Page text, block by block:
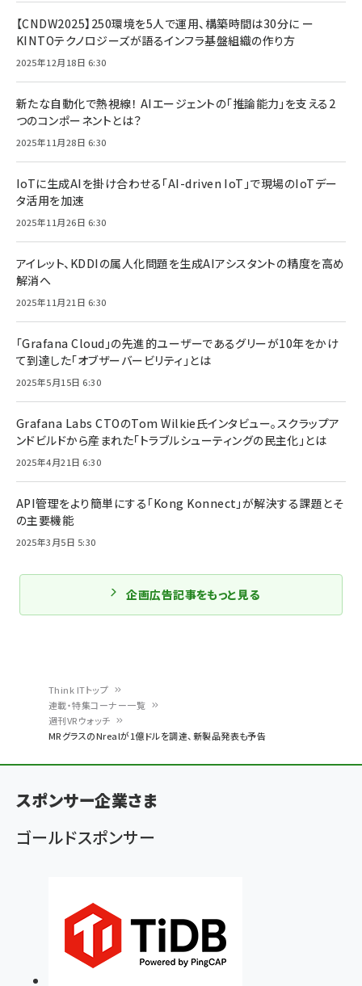
く
ず
Think ITトップ
連載・特集コーナー一覧
週刊VRウォッチ
MRグラスのNrealが1億ドルを調達、新製品発表も予告
【CNDW2025】250環境を5人で運用、構築時間は30分に ー
KINTOテクノロジーズが語るインフラ基盤組織の作り方
2025年12月18日 6:30
新たな自動化で熱視線！ AIエージェントの「推論能力」を支える2
つのコンポーネントとは？
2025年11月28日 6:30
IoTに生成AIを掛け合わせる「AI-driven IoT」で現場のIoTデー
タ活用を加速
2025年11月26日 6:30
アイレット、KDDIの属人化問題を生成AIアシスタントの精度を高め
解消へ
2025年11月21日 6:30
「Grafana Cloud」の先進的ユーザーであるグリーが10年をかけ
て到達した「オブザーバービリティ」とは
2025年5月15日 6:30
Grafana Labs CTOのTom Wilkie氏インタビュー。スクラップア
ンドビルドから産まれた「トラブルシューティングの民主化」とは
2025年4月21日 6:30
API管理をより簡単にする「Kong Konnect」が解決する課題とそ
の主要機能
2025年3月5日 5:30
企画広告記事をもっと見る
スポンサー企業さま
ゴールドスポンサー